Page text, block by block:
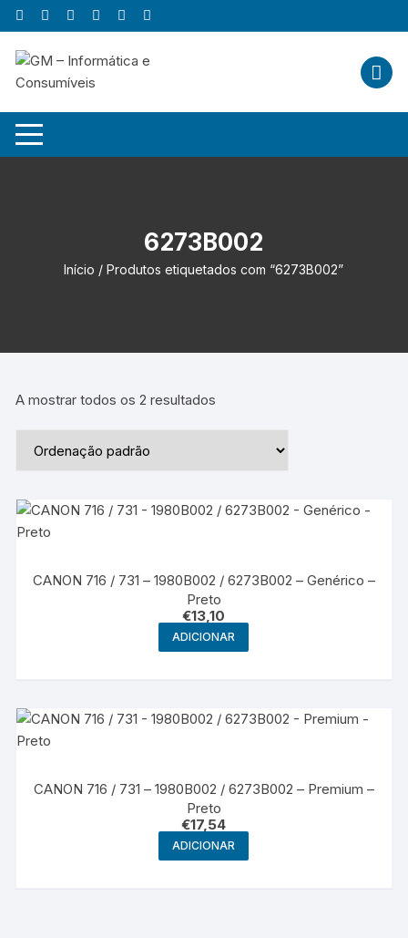
Skip
to
content
6273B002
Início / Produtos etiquetados com “6273B002”
A mostrar todos os 2 resultados
CANON 716 / 731 – 1980B002 / 6273B002 – Genérico –
Preto
€13,10
ADICIONAR
CANON 716 / 731 – 1980B002 / 6273B002 – Premium –
Preto
€17,54
ADICIONAR